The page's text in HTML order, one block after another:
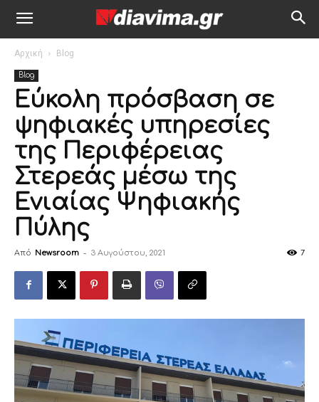
Αρχική Blog
Blog
Εύκολη πρόσβαση σε
ψηφιακές υπηρεσίες
της Περιφέρειας
Στερεάς μέσω της
Ενιαίας Ψηφιακής
Πύλης
Από Newsroom - 3 Αυγούστου, 2021 7